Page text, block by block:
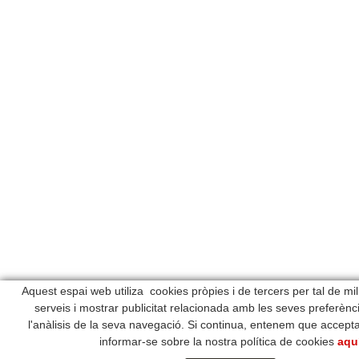
Aquest espai web utiliza cookies pròpies i de tercers per tal de
serveis i mostrar publicitat relacionada amb les seves
l'anàlisis de la seva navegació. Si continua, entenem que
informar-se sobre la nostra política de cookies